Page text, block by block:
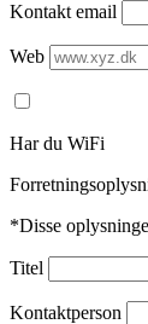
Kontakt email
Web
Har du WiFi
*Disse
Titel
Kontaktperson